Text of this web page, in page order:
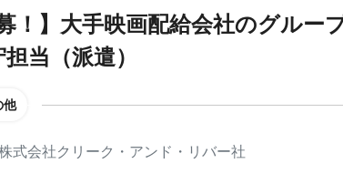
募！】大手映画配給会社のグルー
当（派遣）
他
式会社クリーク・アンド・リバー社